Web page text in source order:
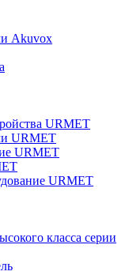
Akuvox
URMET
URMET
URMET
URMET
класса серии